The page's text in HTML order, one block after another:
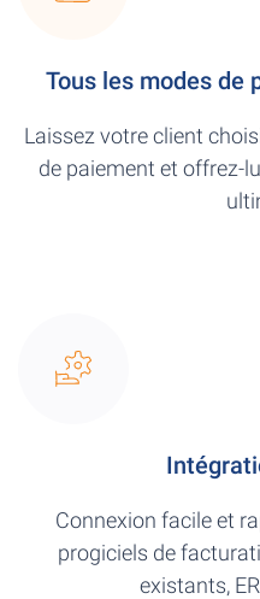
Tous les modes de
Laissez votre client
de paiement et offrez-
Connexion facile et
progiciels de
existants,